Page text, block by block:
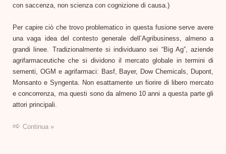
con saccenza, non scienza con cognizione di causa.)
Per capire ciò che trovo problematico in questa fusione serve avere
una vaga idea del contesto generale dell’Agribusiness, almeno a
grandi linee. Tradizionalmente si individuano sei “Big Ag”, aziende
agrifarmaceutiche che si dividono il mercato globale in termini di
sementi, OGM e agrifarmaci: Basf, Bayer, Dow Chemicals, Dupont,
Monsanto e Syngenta. Non esattamente un fiorire di libero mercato
e concorrenza, ma questi sono da almeno 10 anni a questa parte gli
attori principali.
Continua »